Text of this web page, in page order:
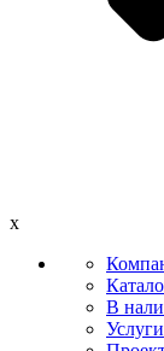
x
В
Услуги